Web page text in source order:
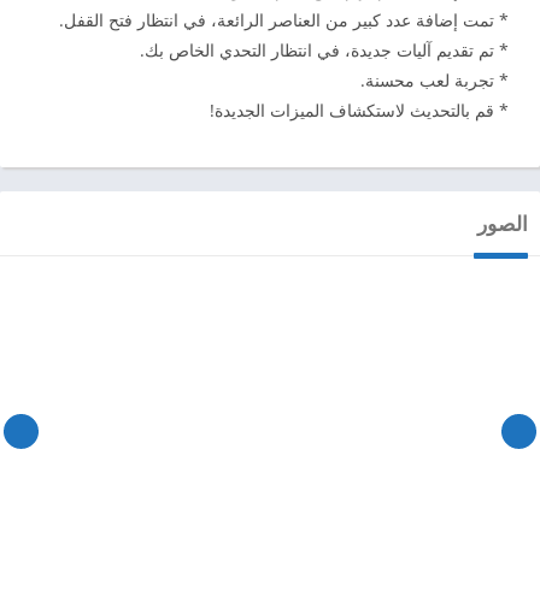
* تمت إضافة عدد كبير من العناصر الرائعة، في انتظار فتح القفل.
* تم تقديم آليات جديدة، في انتظار التحدي الخاص بك.
* تجربة لعب محسنة.
* قم بالتحديث لاستكشاف الميزات الجديدة!
الصور